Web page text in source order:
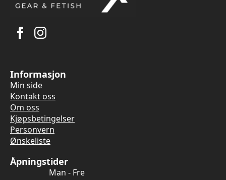
Informasjon
Min side
Kontakt oss
Om oss
Kjøpsbetingelser
Personvern
Ønskeliste
Åpningstider
Man - Fre